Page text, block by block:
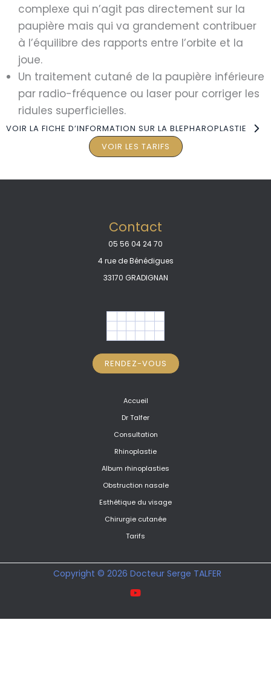
complexe qui n’agit pas directement sur la
paupière mais qui va grandement contribuer
à l’équilibre des rapports entre l’orbite et la
joue.
Un traitement cutané de la paupière inférieure
par radio-fréquence ou laser pour corriger les
ridules superficielles.
VOIR LA FICHE D’INFORMATION SUR LA BLEPHAROPLASTIE
VOIR LES TARIFS
Contact
05 56 04 24 70
4 rue de Bénédigues
33170 GRADIGNAN
RENDEZ-VOUS
Accueil
Dr Talfer
Consultation
Rhinoplastie
Album rhinoplasties
Obstruction nasale
Esthétique du visage
Chirurgie cutanée
Tarifs
Copyright © 2026 Docteur Serge TALFER